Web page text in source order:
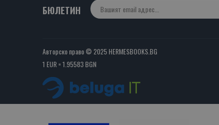
БЮЛЕТИН
Авторско право © 2025 HERMESBOOKS.BG
1 EUR = 1.95583 BGN